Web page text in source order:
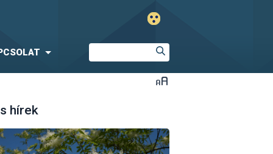
hírek